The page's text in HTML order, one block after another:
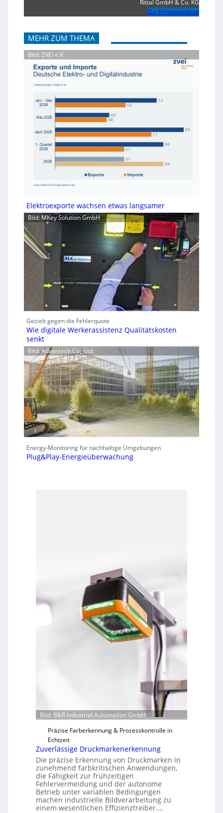
Rittal GmbH & Co. KG
Zur Firmenwebsite
MEHR ZUM THEMA
Bild: ZVEI e.V.
Elektroexporte wachsen etwas langsamer
Bild: MKey Solution GmbH
Gezielt gegen die Fehlerquote
Wie digitale Werkerassistenz Qualitätskosten
senkt
Bild: Advantech Co., Ltd.
Energy-Monitoring für nachhaltige Umgebungen
Plug&Play-Energieüberwachung
Bild: B&R Industrial Automation GmbH
Präzise Farberkennung & Prozesskontrolle in
Echtzeit
Zuverlässige Druckmarkenerkennung
Die präzise Erkennung von Druckmarken in
zunehmend farbkritischen Anwendungen,
die Fähigkeit zur frühzeitigen
Fehlervermeidung und der autonome
Betrieb unter variablen Bedingungen
machen industrielle Bildverarbeitung zu
einem wesentlichen Effizienztreiber.…